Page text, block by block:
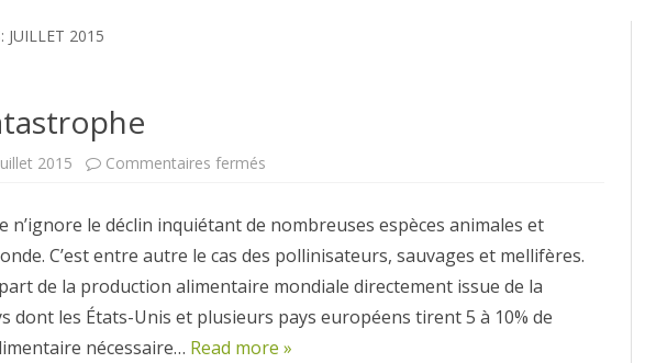
JUILLET 2015
2015 Commentaires fermés
n’ignore le déclin inquiétant de nombreuses espèces animales et
C’est entre autre le cas des pollinisateurs, sauvages et mellifères.
de la production alimentaire mondiale directement issue de la
dont les États-Unis et plusieurs pays européens tirent 5 à 10% de
nécessaire… Read more »